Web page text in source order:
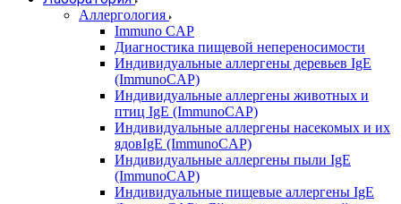
Аллергология
Immuno CAP
Диагностика пищевой непереносимости
Индивидуальные аллергены деревьев IgE
(ImmunoCAP)
Индивидуальные аллергены животных и
птиц IgE (ImmunoCAP)
Индивидуальные аллергены насекомых и их
ядовIgE (ImmunoCAP)
Индивидуальные аллергены пыли IgE
(ImmunoCAP)
Индивидуальные пищевые аллергены IgE